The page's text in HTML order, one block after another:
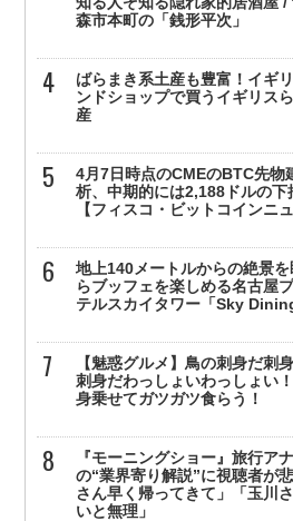
森市本町の「銭形平次」
ばらまき系土産も豊富！イギ
ンドショップで買うイギリス
産
4月7日時点のCMEのBTC先物
析、中期的には2,188ドルの下
【フィスコ・ビットコインニュ
地上140メートルからの絶景
らブッフェを楽しめる名古屋
テルスカイタワー「Sky
【魅惑グルメ】鳥の刺身だ刺
刺身だわっしょいわっしょい
身乗せてガツガツ食らう！
『モーニングショー』旅行ア
の“業界寄り解説”に視聴者が悲
さん早く帰ってきて」「玉川
いと無理」